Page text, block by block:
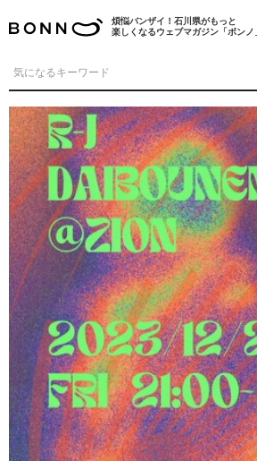
煩悩バンザイ！石川県がもっと
楽しくなるウェブマガジン「ボンノ